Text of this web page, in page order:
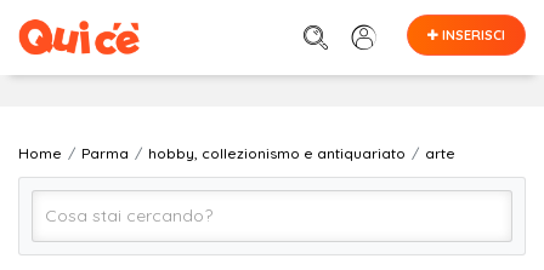
INSERISCI
Home Parma hobby, collezionismo e antiquariato arte